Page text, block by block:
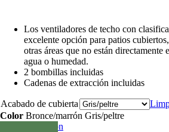
Los ventiladores de techo con
excelente opción para patios
otras áreas que no están directamente
agua o humedad.
2 bombillas incluidas
Cadenas de extracción incluidas
Acabado de cubierta
Color Bronce/marrón Gris/peltre
Borrar Selección